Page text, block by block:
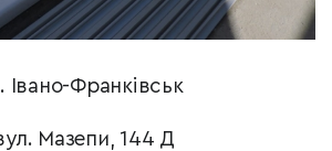
Івано-Франківськ
Мазепи, 144 Д